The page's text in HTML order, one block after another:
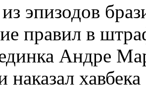
эпизодов
правил в
Андре
наказал